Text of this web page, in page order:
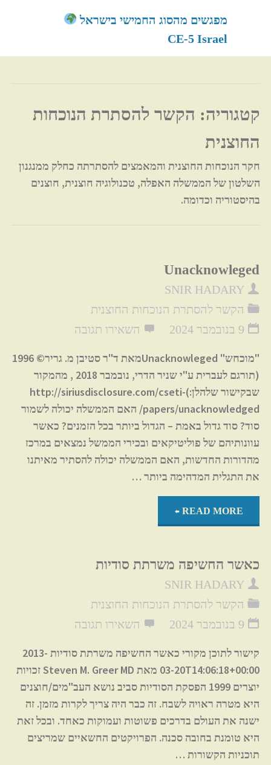
מפגשים מהסוג החמישי בישראל
CE-5 Israel
קטגוריה: הקשר להסתרת הנוכחות
החוצנית
חקר הנוכחות החוצנית והמאמצים להסתרתה כחלק ממנגנון
השלטון של הממשלה האפלה, טכנולוגיה חוצנית, חוצנים
בהיסטוריה וכדומה.
Unacknowleged
SNIR HADARY
הקשר להסתרת הנוכחות החוצנית
9 בנובמבר 2024
השאירו תגובה
"מוכחש" Unacknowlegedמאת ד"ר סטיבן מ. גריר© 1996
(תורגם לעברית ע"י שניר הדרי, נובמבר 2018 , מהמקור
שבקישור שלהלן:)http://siriusdisclosure.com/cseti-
papers/unacknowledged/ האם הממשלה יכולה לשמור
סוד? סוד גדול באמת – הגדול ביותר בכל הזמנים? כאשר
עוונותיהם של פוליטיקאים ובכירי הממשל נמצאים במרכז
מהדורות החדשות, האם הממשלה יכולה להסתיר מאיתנו
את התגלית המדהימה ביותר …
READ MORE
"
כאשר החשיפה משרתת סודיות
SNIR HADARY
הקשר להסתרת הנוכחות החוצנית
9 בנובמבר 2024
השאירו תגובה
קישור לתוכן מקורי כאשר החשיפה משרתת סודיות 2013-
03-20T14:06:18+00:00 מאת Steven M. Greer MD זכויות
יוצרים 1999 הפסקת הסודיות סביב נושא העב"מים/חוצנים
היא מטרה ראויה לשבח. זה כבר היה צריך לקרות מזמן. זה
ישנה את העולם בדרכים פשוטות ועמוקות כאחד. ובכל זאת
היא טומנת בחובה סכנה. הפרויקטים החשאיים שמריצים
תוכניות הקשורות …